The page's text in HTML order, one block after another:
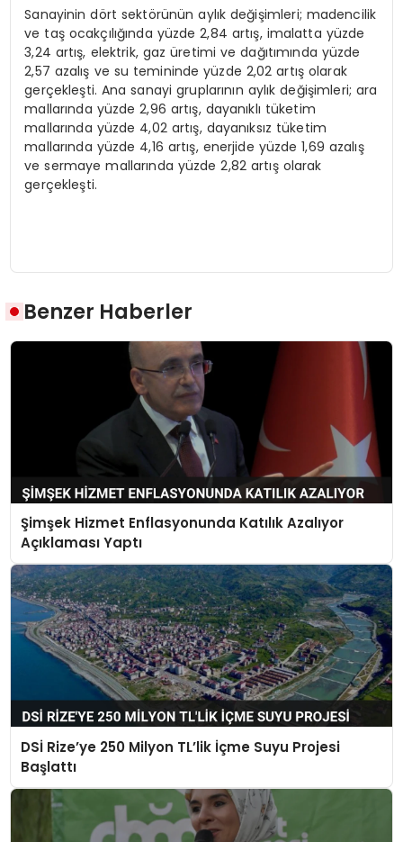
Sanayinin dört sektörünün aylık değişimleri; madencilik
ve taş ocakçılığında yüzde 2,84 artış, imalatta yüzde
3,24 artış, elektrik, gaz üretimi ve dağıtımında yüzde
2,57 azalış ve su temininde yüzde 2,02 artış olarak
gerçekleşti. Ana sanayi gruplarının aylık değişimleri; ara
mallarında yüzde 2,96 artış, dayanıklı tüketim
mallarında yüzde 4,02 artış, dayanıksız tüketim
mallarında yüzde 4,16 artış, enerjide yüzde 1,69 azalış
ve sermaye mallarında yüzde 2,82 artış olarak
gerçekleşti.
Benzer Haberler
Şimşek Hizmet Enflasyonunda Katılık Azalıyor
Açıklaması Yaptı
DSİ Rize’ye 250 Milyon TL’lik İçme Suyu Projesi
Başlattı